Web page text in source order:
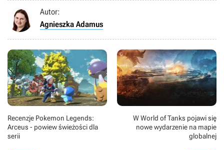
Autor:
Agnieszka Adamus
Recenzje Pokemon Legends:
Arceus - powiew świeżości dla
serii
W World of Tanks pojawi się
nowe wydarzenie na mapie
globalnej